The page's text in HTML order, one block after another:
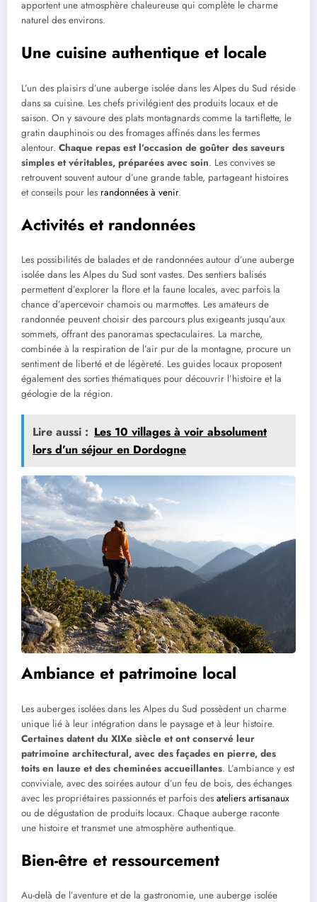
apportent une atmosphère chaleureuse qui complète le charme
naturel des environs.
Une cuisine authentique et locale
L’un des plaisirs d’une auberge isolée dans les Alpes du Sud réside
dans sa cuisine. Les chefs privilégient des produits locaux et de
saison. On y savoure des plats montagnards comme la tartiflette, le
gratin dauphinois ou des fromages affinés dans les fermes
alentour. Chaque repas est l’occasion de goûter des saveurs
simples et véritables, préparées avec soin. Les convives se
retrouvent souvent autour d’une grande table, partageant histoires
et conseils pour les randonnées à venir.
Activités et randonnées
Les possibilités de balades et de randonnées autour d’une auberge
isolée dans les Alpes du Sud sont vastes. Des sentiers balisés
permettent d’explorer la flore et la faune locales, avec parfois la
chance d’apercevoir chamois ou marmottes. Les amateurs de
randonnée peuvent choisir des parcours plus exigeants jusqu’aux
sommets, offrant des panoramas spectaculaires. La marche,
combinée à la respiration de l’air pur de la montagne, procure un
sentiment de liberté et de légèreté. Les guides locaux proposent
également des sorties thématiques pour découvrir l’histoire et la
géologie de la région.
Lire aussi : Les 10 villages à voir absolument
lors d’un séjour en Dordogne
Ambiance et patrimoine local
Les auberges isolées dans les Alpes du Sud possèdent un charme
unique lié à leur intégration dans le paysage et à leur histoire.
Certaines datent du XIXe siècle et ont conservé leur
patrimoine architectural, avec des façades en pierre, des
toits en lauze et des cheminées accueillantes. L’ambiance y est
conviviale, avec des soirées autour d’un feu de bois, des échanges
avec les propriétaires passionnés et parfois des ateliers artisanaux
ou de dégustation de produits locaux. Chaque auberge raconte
une histoire et transmet une atmosphère authentique.
Bien-être et ressourcement
Au-delà de l’aventure et de la gastronomie, une auberge isolée